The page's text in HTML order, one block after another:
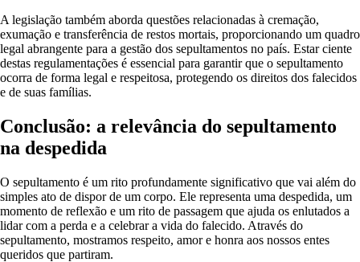
A legislação também aborda questões relacionadas à cremação,
exumação e transferência de restos mortais, proporcionando um quadro
legal abrangente para a gestão dos sepultamentos no país. Estar ciente
destas regulamentações é essencial para garantir que o sepultamento
ocorra de forma legal e respeitosa, protegendo os direitos dos falecidos
e de suas famílias.
Conclusão: a relevância do sepultamento
na despedida
O sepultamento é um rito profundamente significativo que vai além do
simples ato de dispor de um corpo. Ele representa uma despedida, um
momento de reflexão e um rito de passagem que ajuda os enlutados a
lidar com a perda e a celebrar a vida do falecido. Através do
sepultamento, mostramos respeito, amor e honra aos nossos entes
queridos que partiram.